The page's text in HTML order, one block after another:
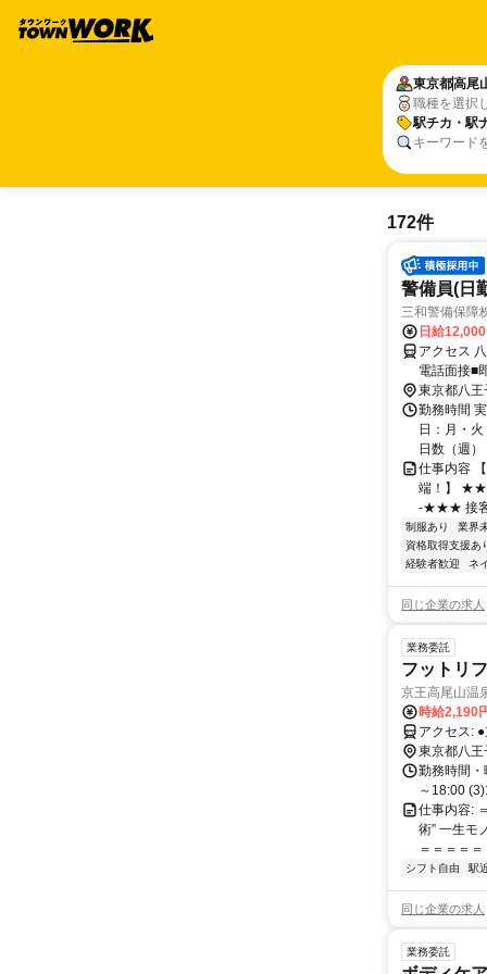
東京都高尾
職種を選択
駅チカ・駅
キーワード
172件
警備員(日
三和警備保
日給
アクセス
電話面接■
東京都八王
勤務時間
日：月・
日数（週
仕事内容
端！】
-★★★ 接客
制服あり
業界
資格取得支援あ
経験者歓迎
ネ
同じ企業の求人
業務委託
フットリ
京王高尾山温
時給2,190
東京都八王
勤務時間
～18:00
仕事内容:
術” 一生モ
＝＝＝＝
シフト自由 駅
同じ企業の求人
業務委託